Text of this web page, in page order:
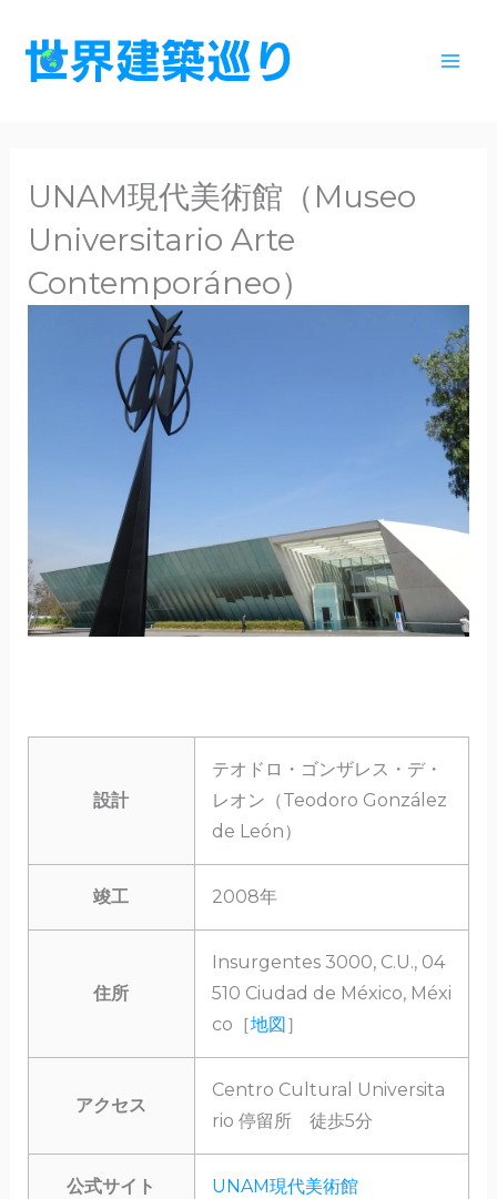
UNAM現代美術館（Museo
Universitario Arte
Contemporáneo）
設計
テオドロ・ゴンザレス・デ・
レオン（Teodoro González
de León）
竣工 2008年
住所
Insurgentes 3000, C.U., 04
510 Ciudad de México, Méxi
co［地図］
アクセス
Centro Cultural Universita
rio 停留所 徒歩5分
公式サイト UNAM現代美術館